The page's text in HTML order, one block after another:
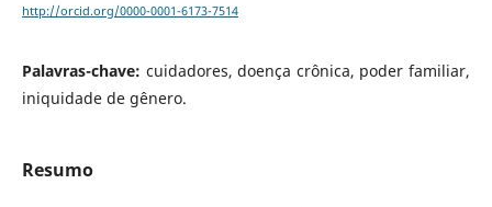
http://orcid.org/0000-0001-6173-7514
Palavras-chave: cuidadores, doença crônica, poder familiar,
iniquidade de gênero.
Resumo